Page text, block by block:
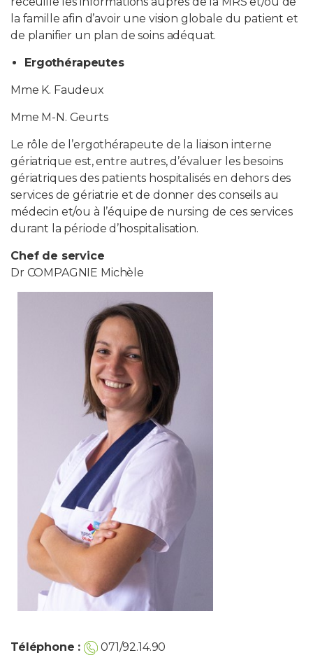
la famille afin d’avoir une vision globale du patient et
de planifier un plan de soins adéquat.
Ergothérapeutes
Mme K. Faudeux
Mme M-N. Geurts
Le rôle de l’ergothérapeute de la liaison interne
gériatrique est, entre autres, d’évaluer les besoins
gériatriques des patients hospitalisés en dehors des
services de gériatrie et de donner des conseils au
médecin et/ou à l’équipe de nursing de ces services
durant la période d’hospitalisation.
Chef de service
Dr COMPAGNIE Michèle
Téléphone : 071/92.14.90